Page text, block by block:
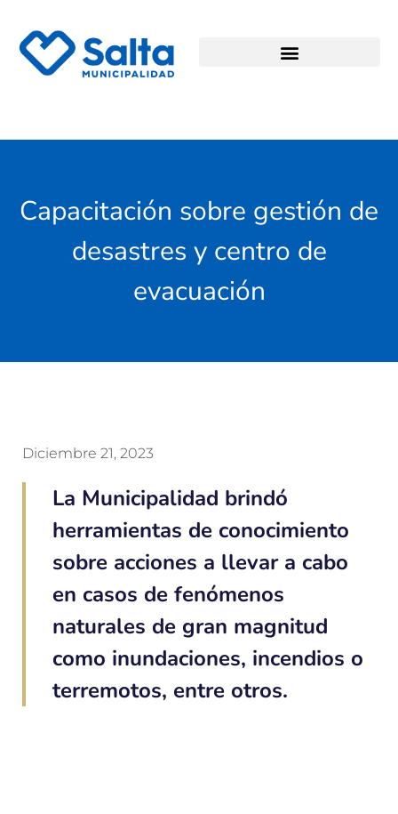
Capacitación sobre gestión de
desastres y centro de
evacuación
Diciembre 21, 2023
La Municipalidad brindó
herramientas de conocimiento
sobre acciones a llevar a cabo
en casos de fenómenos
naturales de gran magnitud
como inundaciones, incendios o
terremotos, entre otros.